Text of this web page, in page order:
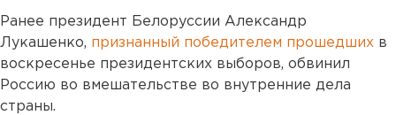
Ранее президент Белоруссии Александр
Лукашенко, признанный победителем прошедших в
воскресенье президентских выборов, обвинил
Россию во вмешательстве во внутренние дела
страны.